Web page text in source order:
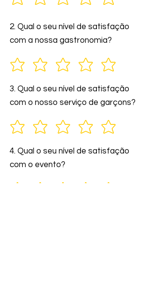
2. Qual o seu nível de satisfação
com a nossa gastronomia?
3. Qual o seu nível de satisfação
com o nosso serviço de garçons?
4. Qual o seu nível de satisfação
com o evento?